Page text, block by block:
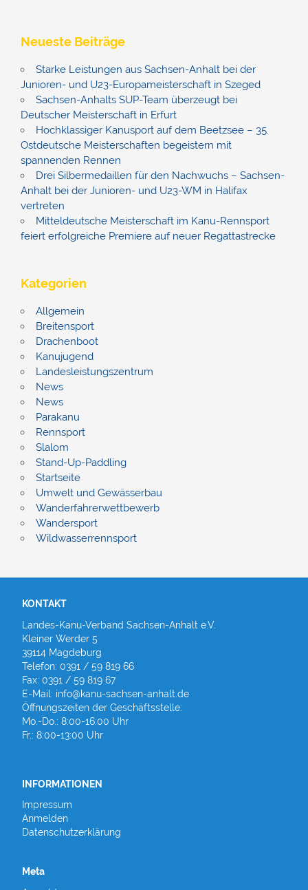
Neueste Beiträge
Starke Leistungen aus Sachsen-Anhalt bei der
Junioren- und U23-Europameisterschaft in Szeged
Sachsen-Anhalts SUP-Team überzeugt bei
Deutscher Meisterschaft in Erfurt
Hochklassiger Kanusport auf dem Beetzsee – 35.
Ostdeutsche Meisterschaften begeistern mit
spannenden Rennen
Drei Silbermedaillen für den Nachwuchs – Sachsen-
Anhalt bei der Junioren- und U23-WM in Halifax
vertreten
Mitteldeutsche Meisterschaft im Kanu-Rennsport
feiert erfolgreiche Premiere auf neuer Regattastrecke
Kategorien
Allgemein
Breitensport
Drachenboot
Kanujugend
Landesleistungszentrum
News
News
Parakanu
Rennsport
Slalom
Stand-Up-Paddling
Startseite
Umwelt und Gewässerbau
Wanderfahrerwettbewerb
Wandersport
Wildwasserrennsport
KONTAKT
Landes-Kanu-Verband Sachsen-Anhalt e.V.
Kleiner Werder 5
39114 Magdeburg
Telefon: 0391 / 59 819 66
Fax: 0391 / 59 819 67
E-Mail: info@kanu-sachsen-anhalt.de
Öffnungszeiten der Geschäftsstelle:
Mo.-Do.: 8:00-16:00 Uhr
Fr.: 8:00-13:00 Uhr
INFORMATIONEN
Impressum
Anmelden
Datenschutzerklärung
Meta